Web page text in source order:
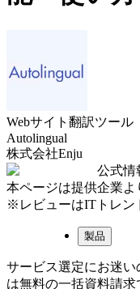
Webサイト翻訳ツール
Autolingual
株式会社Enju
公式情
本ページは提供企業よ
※レビューはITトレン
製品
サービス選定にお迷い
は無料の一括資料請求